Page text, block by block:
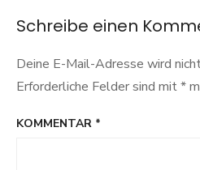
Schreibe einen
Deine E-Mail-Adresse wird
Erforderliche Felder sind mit*
KOMMENTAR *